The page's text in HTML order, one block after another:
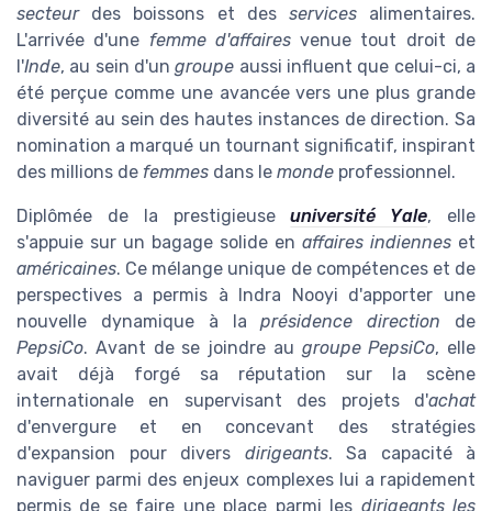
secteurdes boissons et des servicesalimentaires.
L'arrivée d'une femme d'affairesvenue tout droit de
l'Inde, au sein d'ungroupe aussi influent que celui-ci, a
été perçue comme une avancée vers une plus grande
diversité au sein des hautes instances de direction. Sa
nomination a marqué un tournant significatif, inspirant
des millions de femmes dans le monde professionnel.
Diplômée de la prestigieuseuniversité Yale, elle
s'appuie sur un bagage solide en affaires indiennes et
américaines. Ce mélange unique de compétences et de
perspectives a permis à Indra Nooyi d'apporter une
nouvelle dynamique à laprésidence direction de
PepsiCo. Avant de se joindre au groupe PepsiCo, elle
avait déjà forgé sa réputation sur la scène
internationale en supervisant des projets d'achat
d'envergure et en concevant des stratégies
d'expansion pour divers dirigeants. Sa capacité à
naviguer parmi des enjeux complexes lui a rapidement
permis de se faire une place parmi les dirigeants les